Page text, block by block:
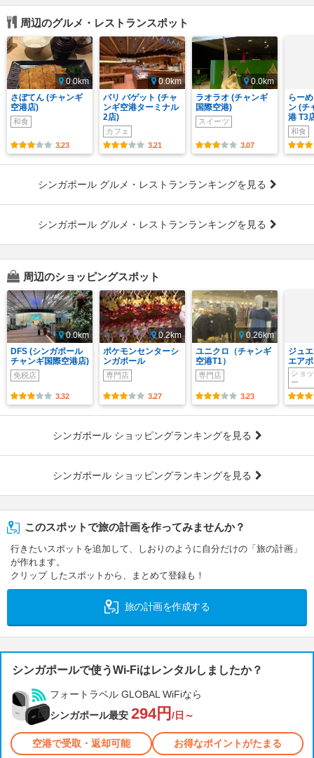
周辺のグルメ・レストランスポット
0.0km
さぼてん (チャンギ
空港店)
和食
3.23
0.0km
パリ バゲット (チャ
ンギ空港ターミナル
2店)
カフェ
3.21
0.0km
ラオラオ (チャンギ
国際空港)
スイーツ
3.07
らー
ン (チ
港 T3
和食
シンガポール グルメ・レストランランキングを見る
シンガポール グルメ・レストランランキングを見る
周辺のショッピングスポット
0.0km
DFS (シンガポール
チャンギ国際空港店)
免税店
3.32
0.2km
ポケモンセンターシ
ンガポール
専門店
3.27
0.26km
ユニクロ（チャンギ
空港T1）
専門店
3.23
ジュ
エア
ショ
ー
シンガポール ショッピングランキングを見る
シンガポール ショッピングランキングを見る
このスポットで旅の計画を作ってみませんか？
行きたいスポットを追加して、しおりのように自分だけの「旅の計画」
が作れます。
クリップ したスポットから、まとめて登録も！
旅の計画を作成する
シンガポールで使うWi-Fiはレンタルしましたか？
フォートラベル GLOBAL WiFiなら
シンガポール最安 294円 /日～
空港で受取・返却可能 お得なポイントがたまる